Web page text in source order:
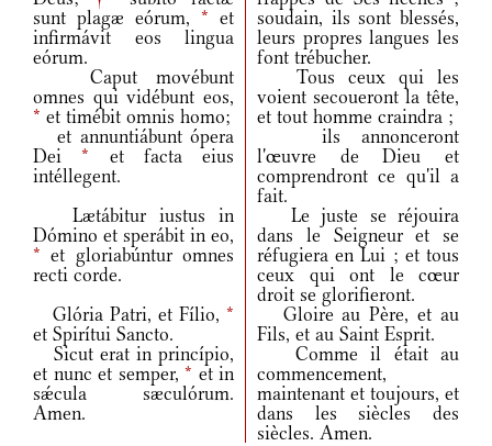
sunt plagæ eórum, * et
infirmávit eos lingua
eórum.
soudain, ils sont blessés,
leurs propres langues les
font trébucher.
Caput movébunt
omnes qui vidébunt eos,
* et timébit omnis homo;
Tous ceux qui les
voient secoueront la tête,
et tout homme craindra ;
et annuntiábunt ópera
Dei* et facta eius
intéllegent.
ils annonceront
l'œuvre de Dieu et
comprendront ce qu'il a
fait.
Lætábitur iustus in
Dómino et sperábit in eo,
* et gloriabúntur omnes
recti corde.
Le juste se réjouira
dans le Seigneur et se
réfugiera en Lui ; et tous
ceux qui ont le cœur
droit se glorifieront.
Glória Patri, et Fílio, *
et Spirítui Sancto.
Gloire au Père, et au
Fils, et au Saint Esprit.
Sicut erat in princípio,
et nunc et semper, * et in
sǽcula sæculórum.
Amen.
Comme il était au
commencement,
maintenant et toujours, et
dans les siècles des
siècles. Amen.